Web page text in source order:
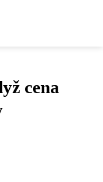
cena